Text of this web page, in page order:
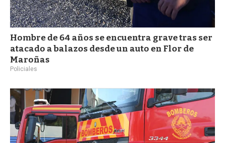
Hombre de 64 años se encuentra grave tras ser
atacado a balazos desde un auto en Flor de
Maroñas
Policiales